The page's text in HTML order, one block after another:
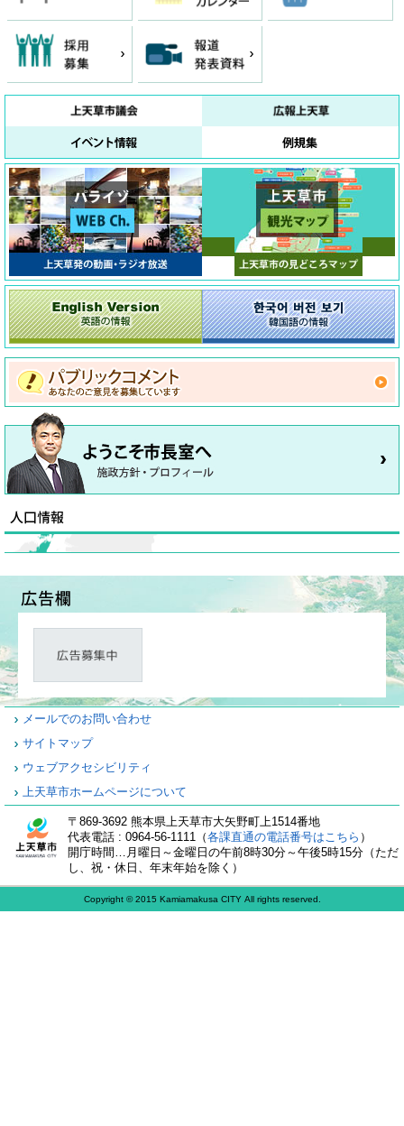
メールでのお問い合わせ
サイトマップ
ウェブアクセシビリティ
上天草市ホームページについて
〒869-3692 熊本県上天草市大矢野町上1514番地
代表電話 : 0964-56-1111（各課直通の電話番号はこちら ）
開庁時間…月曜日～金曜日の午前8時30分～午後5時15分（ただ
し、祝・休日、年末年始を除く）
Copyright © 2015 Kamiamakusa CITY All rights reserved.